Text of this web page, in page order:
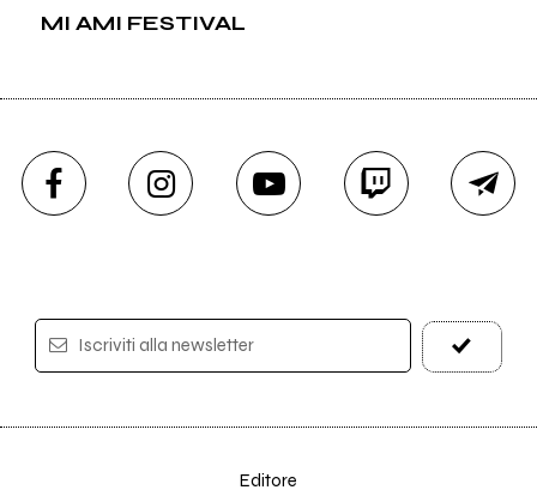
MI AMI FESTIVAL
Iscriviti alla newsletter
Editore